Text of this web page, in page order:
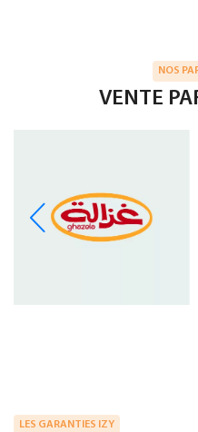
NOS
VENTE
LES GARANTIES IZY